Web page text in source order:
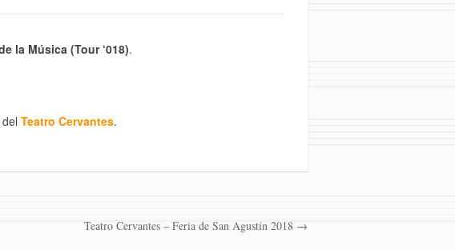
la Música (Tour ‘018).
Teatro Cervantes.
Teatro Cervantes – Feria de San Agustín 2018 →